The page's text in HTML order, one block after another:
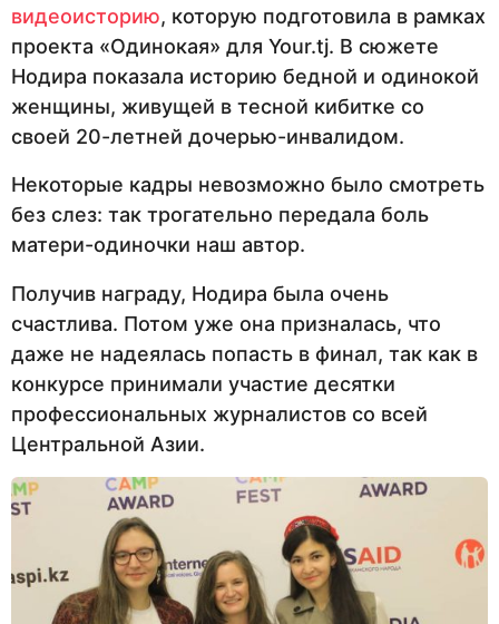
видеоисторию, которую подготовила в рамках
проекта «Одинокая» для Your.tj. В сюжете
Нодира показала историю бедной и одинокой
женщины, живущей в тесной кибитке со
своей 20-летней дочерью-инвалидом.
Некоторые кадры невозможно было смотреть
без слез: так трогательно передала боль
матери-одиночки наш автор.
Получив награду, Нодира была очень
счастлива. Потом уже она призналась, что
даже не надеялась попасть в финал, так как в
конкурсе принимали участие десятки
профессиональных журналистов со всей
Центральной Азии.